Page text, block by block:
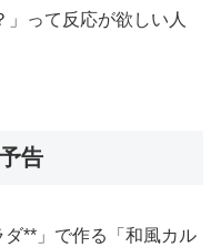
って反応が欲しい人
告
ダ**」で作る「和風カル